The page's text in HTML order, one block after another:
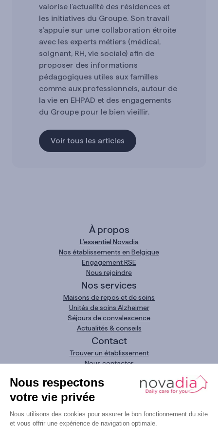
valorise l’actualité des résidences et
les initiatives du Groupe. Son travail
s’appuie sur une collaboration étroite
avec les experts métiers (médical,
soignant, RH, vie sociale) afin de
proposer des informations
pédagogiques utiles aux familles
comme aux professionnels, autour de
la vie en EHPAD et des engagements
du Groupe pour le bien vieillir.
Voir tous les articles
À propos
L’essentiel Novadia
Nos établissements en Belgique
Engagement RSE
Nous rejoindre
Nos services
Maisons de repos et de soins
Unités de soins Alzheimer
Séjours de convalescence
Actualités & conseils
Contact
Trouver un établissement
Nous contacter
Nous appeler
0800 11 093
LinkedIn